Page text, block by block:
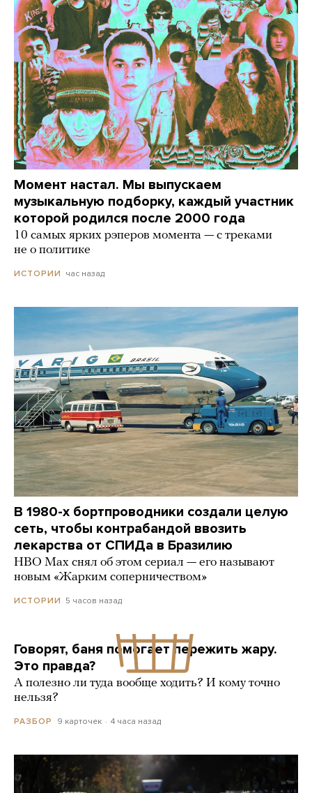
Момент настал. Мы выпускаем
музыкальную подборку, каждый участник
которой родился после 2000 года
10 самых ярких рэперов момента — с треками
не о политике
ИСТОРИИ час назад
В 1980-х бортпроводники создали целую
сеть, чтобы контрабандой ввозить
лекарства от СПИДа в Бразилию
HBO Max снял об этом сериал — его называют
новым «Жарким соперничеством»
ИСТОРИИ 5 часов назад
Говорят, баня помогает пережить жару.
Это правда?
А полезно ли туда вообще ходить? И кому точно
нельзя?
РАЗБОР 9 карточек 4 часа назад